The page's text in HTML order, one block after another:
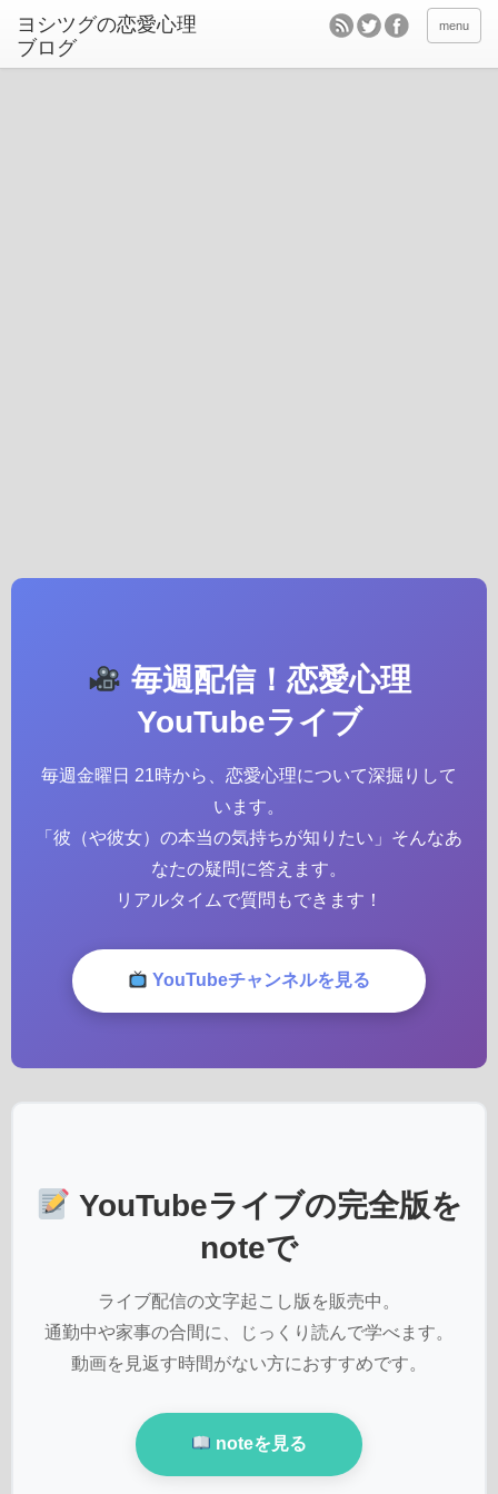
ヨシツグの恋愛心理
ブログ
menu
毎週配信！恋愛心理
YouTubeライブ
毎週金曜日 21時から、恋愛心理について深掘りして
います。
「彼（や彼女）の本当の気持ちが知りたい」そんなあ
なたの疑問に答えます。
リアルタイムで質問もできます！
YouTubeチャンネルを見る
YouTubeライブの完全版を
noteで
ライブ配信の文字起こし版を販売中。
通勤中や家事の合間に、じっくり読んで学べます。
動画を見返す時間がない方におすすめです。
noteを見る